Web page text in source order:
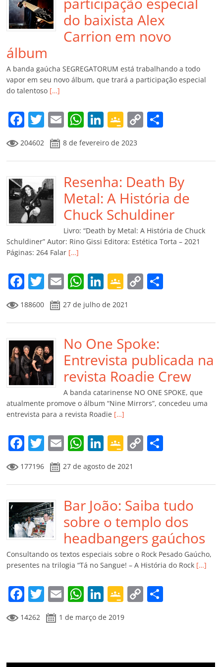
do baixista Alex
Carrion em novo
álbum
A banda gaúcha SEGREGATORUM está trabalhando a todo
vapor em seu novo álbum, que trará a participação especial
do talentoso […]
F
a
c
e
b
o
o
k
T
w
itt
er
E
m
ai
l
W
at
s
A
p
p
Li
k
e
dI
n
G
o
o
gl
e
Cl
a
ss
ro
m
C
y
Li
n
k
p
ar
til
h
ar
204602 8 de fevereiro de 2023
Resenha: Death By
Metal: A História de
Chuck Schuldiner
Livro: “Death by Metal: A História de Chuck
Schuldiner” Autor: Rino Gissi Editora: Estética Torta – 2021
Páginas: 264 Falar […]
F
a
c
e
b
o
o
k
T
w
itt
er
E
m
ai
l
W
h
at
s
A
p
p
Li
n
k
e
dI
n
G
o
o
gl
e
Cl
a
ss
ro
o
m
C
y
Li
n
k
p
til
h
ar
188600 27 de julho de 2021
No One Spoke:
Entrevista publicada na
revista Roadie Crew
A banda catarinense NO ONE SPOKE, que
atualmente promove o álbum “Nine Mirrors”, concedeu uma
entrevista para a revista Roadie […]
F
a
c
e
b
o
o
k
T
w
itt
er
E
m
ai
l
W
at
s
A
p
p
Li
n
k
e
dI
n
G
o
o
gl
e
Cl
a
ss
ro
o
m
C
y
Li
n
k
p
ar
til
h
ar
177196 27 de agosto de 2021
Bar João: Saiba tudo
sobre o templo dos
headbangers gaúchos
Consultando os textos especiais sobre o Rock Pesado Gaúcho,
presentes na trilogia “Tá no Sangue! – A História do Rock […]
F
a
c
b
T
w
itt
E
m
ai
W
at
A
Li
n
k
dI
G
o
o
e
C
Li ar
14262 1 de março de 2019